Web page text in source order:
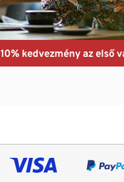
10% kedvezmény az első